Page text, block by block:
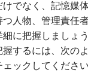
でなく、記憶媒
人物、管理責任
に把握しましょう
するには、次の
ックしてください